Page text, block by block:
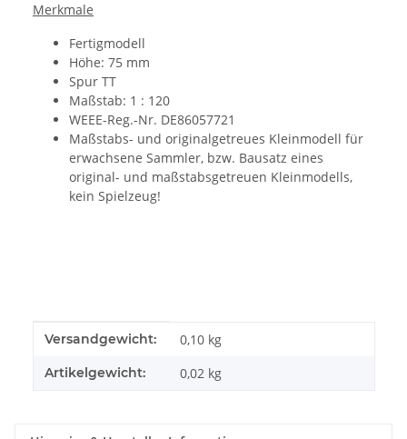
Merkmale
Fertigmodell
Höhe: 75 mm
Spur TT
Maßstab: 1 : 120
WEEE-Reg.-Nr. DE86057721
Maßstabs- und originalgetreues Kleinmodell für
erwachsene Sammler, bzw. Bausatz eines
original- und maßstabsgetreuen Kleinmodells,
kein Spielzeug!
Produkteigenschaft
Wert
Versandgewicht: 0,10 kg
Artikelgewicht: 0,02 kg